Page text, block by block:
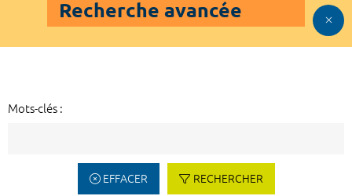
Recherche avancée
Mots-clés :
EFFACER RECHERCHER